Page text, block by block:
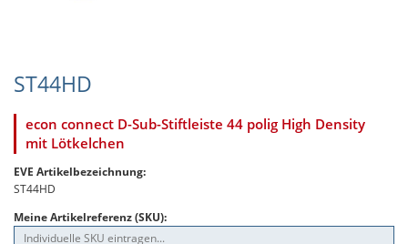
ST44HD
econ connect D-Sub-Stiftleiste 44 polig High Density
mit Lötkelchen
EVE Artikelbezeichnung:
ST44HD
Meine Artikelreferenz (SKU):